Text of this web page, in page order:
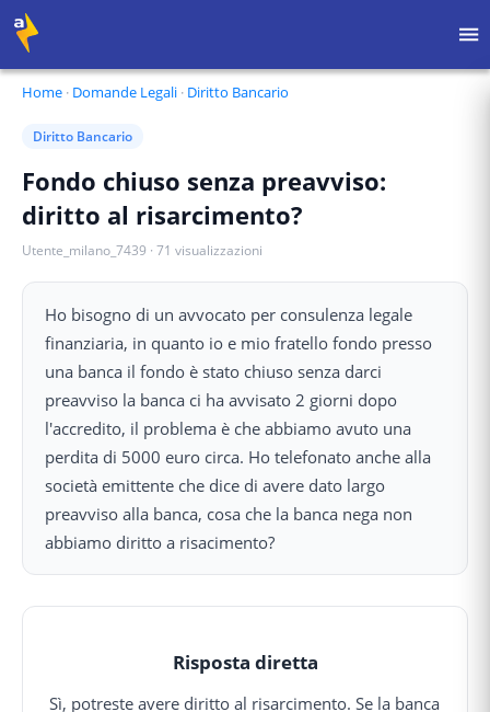
Home · Domande Legali · Diritto Bancario
Diritto Bancario
Fondo chiuso senza preavviso:
diritto al risarcimento?
Utente_milano_7439 · 71 visualizzazioni
Ho bisogno di un avvocato per consulenza legale
finanziaria, in quanto io e mio fratello fondo presso
una banca il fondo è stato chiuso senza darci
preavviso la banca ci ha avvisato 2 giorni dopo
l'accredito, il problema è che abbiamo avuto una
perdita di 5000 euro circa. Ho telefonato anche alla
società emittente che dice di avere dato largo
preavviso alla banca, cosa che la banca nega non
abbiamo diritto a risacimento?
Risposta diretta
Sì, potreste avere diritto al risarcimento. Se la banca